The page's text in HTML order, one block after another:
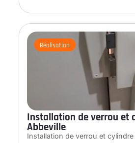
Réalisation
Installation de verrou et
Abbeville
Installation de verrou et cylindre